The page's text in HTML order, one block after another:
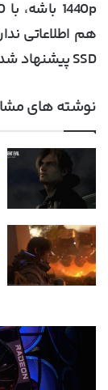
هم اطلاعاتی
SSD پیشنهاد شده.
نوشته های